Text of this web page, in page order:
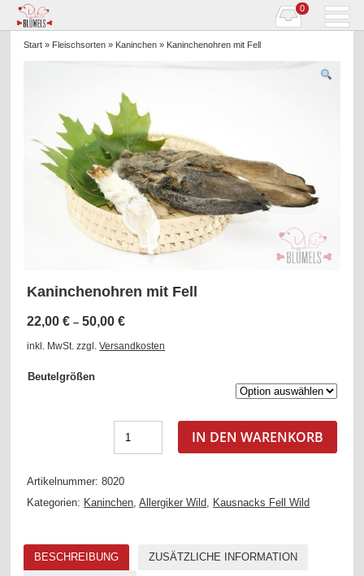
0
Start » Fleischsorten » Kaninchen » Kaninchenohren mit Fell
Kaninchenohren mit Fell
22,00€ –50,00€
inkl. MwSt. zzgl.Versandkosten
Beutelgrößen
IN DEN WARENKORB
Artikelnummer:8020
Kategorien: Kaninchen,Allergiker Wild, Kausnacks Fell Wild
BESCHREIBUNG ZUSÄTZLICHE INFORMATION